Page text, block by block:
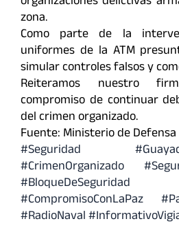
zona.
Como parte de la
uniformes de la ATM
simular controles falsos y
Reiteramos nuestro
compromiso de continuar
del crimen organizado.
Fuente: Ministerio de Defensa
#Seguridad
#CrimenOrganizado
#BloqueDeSeguridad
#CompromisoConLaPaz
#RadioNaval